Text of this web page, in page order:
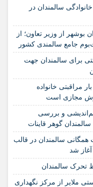
سالمندان در
بوشهر از وزیر تعاون؛ از
جامع سالمندی کشور
برای سالمندان جهت
مراقبتی خانواده
مجازی است
و بررسی
گوهر قاینات
همگانی سالمندان در قالب
شد
تحرک سالمندان
ملایر از مرکز نگهداری